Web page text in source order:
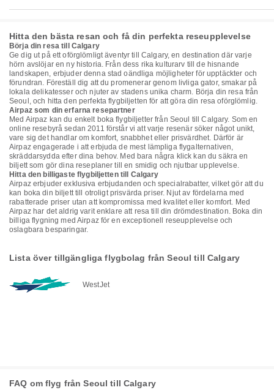
Hitta den bästa resan och få din perfekta reseupplevelse
Börja din resa till Calgary
Ge dig ut på ett oförglömligt äventyr till Calgary, en destination där varje
hörn avslöjar en ny historia. Från dess rika kulturarv till de hisnande
landskapen, erbjuder denna stad oändliga möjligheter för upptäckter och
förundran. Föreställ dig att du promenerar genom livliga gator, smakar på
lokala delikatesser och njuter av stadens unika charm. Börja din resa från
Seoul, och hitta den perfekta flygbiljetten för att göra din resa oförglömlig.
Airpaz som din erfarna resepartner
Med Airpaz kan du enkelt boka flygbiljetter från Seoul till Calgary. Som en
online resebyrå sedan 2011 förstår vi att varje resenär söker något unikt,
vare sig det handlar om komfort, snabbhet eller prisvärdhet. Därför är
Airpaz engagerade i att erbjuda de mest lämpliga flygalternativen,
skräddarsydda efter dina behov. Med bara några klick kan du säkra en
biljett som gör dina reseplaner till en smidig och njutbar upplevelse.
Hitta den billigaste flygbiljetten till Calgary
Airpaz erbjuder exklusiva erbjudanden och specialrabatter, vilket gör att du
kan boka din biljett till otroligt prisvärda priser. Njut av fördelarna med
rabatterade priser utan att kompromissa med kvalitet eller komfort. Med
Airpaz har det aldrig varit enklare att resa till din drömdestination. Boka din
billiga flygning med Airpaz för en exceptionell reseupplevelse och
oslagbara besparingar.
Lista över tillgängliga flygbolag från Seoul till Calgary
WestJet
FAQ om flyg från Seoul till Calgary